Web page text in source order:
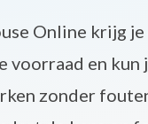
Online krijg
voorraad en kun
zonder